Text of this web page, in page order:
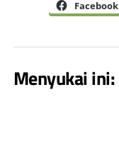
Facebook
Menyukai ini: